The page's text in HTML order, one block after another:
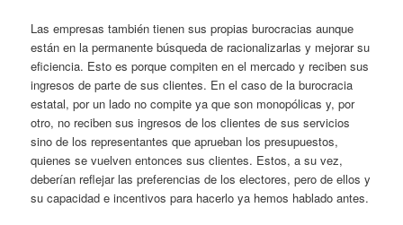
Las empresas también tienen sus propias burocracias aunque
están en la permanente búsqueda de racionalizarlas y mejorar su
eficiencia. Esto es porque compiten en el mercado y reciben sus
ingresos de parte de sus clientes. En el caso de la burocracia
estatal, por un lado no compite ya que son monopólicas y, por
otro, no reciben sus ingresos de los clientes de sus servicios
sino de los representantes que aprueban los presupuestos,
quienes se vuelven entonces sus clientes. Estos, a su vez,
deberían reflejar las preferencias de los electores, pero de ellos y
su capacidad e incentivos para hacerlo ya hemos hablado antes.